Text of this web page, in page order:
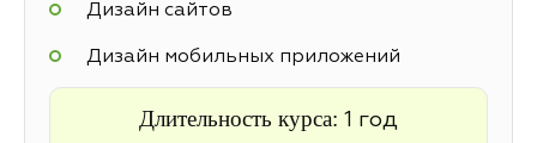
Дизайн сайтов
Дизайн мобильных приложений
Длительность курса: 1 год